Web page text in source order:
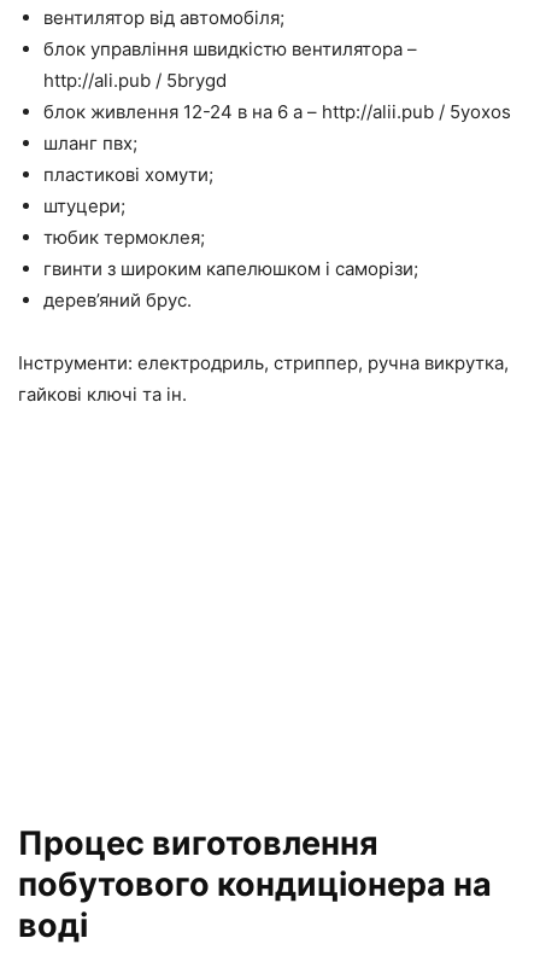
вентилятор від автомобіля;
блок управління швидкістю вентилятора –
http://ali.pub / 5brygd
блок живлення 12-24 в на 6 а – http://alii.pub / 5yoxos
шланг пвх;
пластикові хомути;
штуцери;
тюбик термоклея;
гвинти з широким капелюшком і саморізи;
дерев’яний брус.
Інструменти: електродриль, стриппер, ручна викрутка,
гайкові ключі та ін.
Процес виготовлення
побутового кондиціонера на
воді